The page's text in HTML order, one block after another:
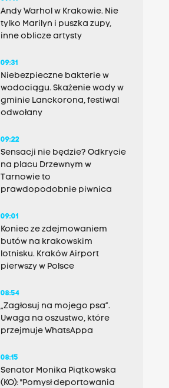
Andy Warhol w Krakowie. Nie
tylko Marilyn i puszka zupy,
inne oblicze artysty
09:31
Niebezpieczne bakterie w
wodociągu. Skażenie wody w
gminie Lanckorona, festiwal
odwołany
09:22
Sensacji nie będzie? Odkrycie
na placu Drzewnym w
Tarnowie to
prawdopodobnie piwnica
09:01
Koniec ze zdejmowaniem
butów na krakowskim
lotnisku. Kraków Airport
pierwszy w Polsce
08:54
„Zagłosuj na mojego psa”.
Uwaga na oszustwo, które
przejmuje WhatsAppa
08:15
Senator Monika Piątkowska
(KO): "Pomysł deportowania